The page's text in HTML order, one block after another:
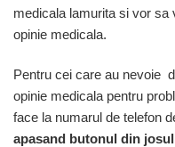
medicala lamurita si vor sa
opinie medicala.
Pentru cei care au nevoie
opinie medicala pentru
face la numarul de telefon
apasand butonul din